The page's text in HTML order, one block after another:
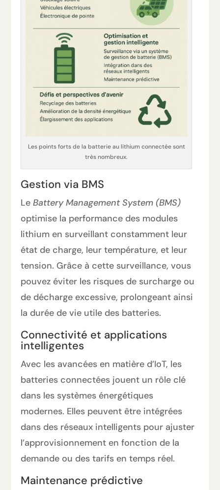
Les points forts de la batterie au lithium connectée sont
très nombreux.
Gestion via BMS
LeBattery Management System (BMS)
optimise la performance des modules
lithium en surveillant constamment leur
état de charge, leur température, et leur
tension. Grâce à cette surveillance, vous
pouvez éviter les risques de surcharge ou
de décharge excessive, prolongeant ainsi
la durée de vie utile des batteries.
Connectivité et applications
intelligentes
Avec les avancées en matière d’IoT, les
batteries connectées jouent un rôle clé
dans les systèmes énergétiques
modernes. Elles peuvent être intégrées
dans des réseaux intelligents pour ajuster
l’approvisionnement en fonction de la
demande ou des tarifs en temps réel.
Maintenance prédictive